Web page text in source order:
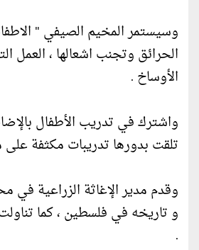
وسيستمر المخيم الصيفي "
الحرائق وتجنب اشعالها ، العمل
الأوساخ .
واشترك في تدريب الأطفال
تلقت بدورها تدريبات مكثفة
وقدم مدير الإغاثة الزراعية
و تاريخه في فلسطين ، كما
.